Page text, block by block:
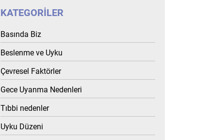
KATEGORILER
Basında Biz
Beslenme ve Uyku
Çevresel Faktörler
Gece Uyanma Nedenleri
Tıbbi nedenler
Uyku Düzeni